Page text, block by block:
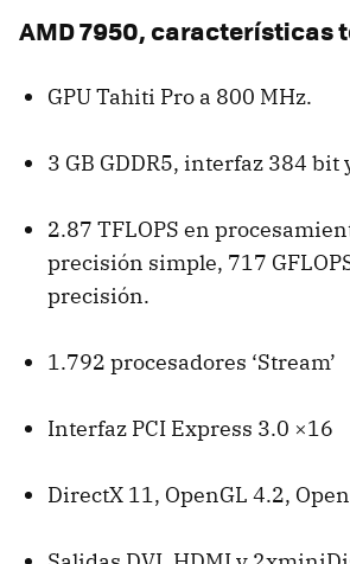
AMD7950, características
GPUTahiti Pro a 800 MHz.
3 GB GDDR5, interfaz 384 bit
2.87 TFLOPS en
precisión simple, 717
precisión.
1.792 procesadores ‘Stream’
Interfaz PCI Express 3.0 ×16
DirectX 11, OpenGL 4.2,